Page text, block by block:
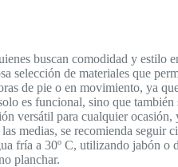
buscan comodidad y estilo
selección de materiales que
de pie o en movimiento, ya
es funcional, sino que también
versátil para cualquier
medias, se recomienda
fría a 30º C, utilizando jabón
planchar.